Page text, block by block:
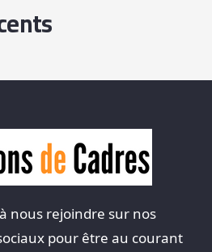
nous rejoindre sur nos
pour être au courant